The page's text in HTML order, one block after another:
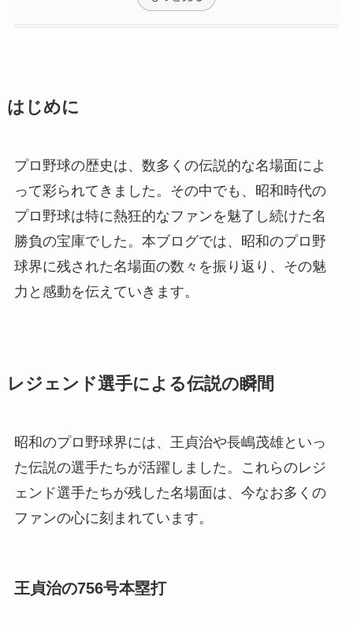
はじめに
プロ野球の歴史は、数多くの伝説的な名場面によ
って彩られてきました。その中でも、昭和時代の
プロ野球は特に熱狂的なファンを魅了し続けた名
勝負の宝庫でした。本ブログでは、昭和のプロ野
球界に残された名場面の数々を振り返り、その魅
力と感動を伝えていきます。
レジェンド選手による伝説の瞬間
昭和のプロ野球界には、王貞治や長嶋茂雄といっ
た伝説の選手たちが活躍しました。これらのレジ
ェンド選手たちが残した名場面は、今なお多くの
ファンの心に刻まれています。
王貞治の756号本塁打